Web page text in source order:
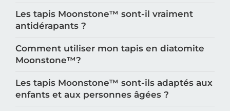
Les tapis Moonstone™️ sont-il vraiment
antidérapants ?
Comment utiliser mon tapis en diatomite
Moonstone™️?
Les tapis Moonstone™️ sont-ils adaptés aux
enfants et aux personnes âgées ?